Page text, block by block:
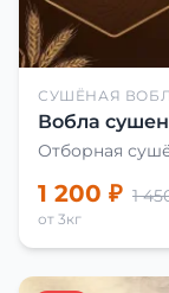
СУШЁНАЯ
Вобла
Отборная
1 200 ₽ 1
от 3кг